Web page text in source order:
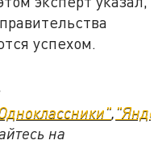
успехом.
,
на